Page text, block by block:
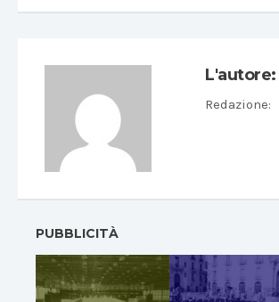
L'autore:
Redazione:
PUBBLICITÀ